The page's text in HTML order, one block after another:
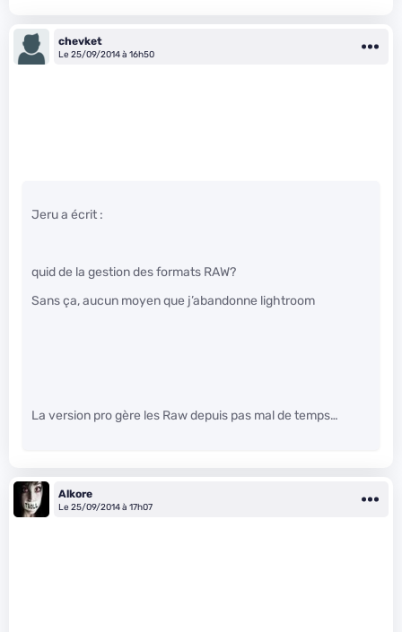
chevket
Le 25/09/2014 à 16h50
Jeru a écrit :
quid de la gestion des formats RAW?
Sans ça, aucun moyen que j’abandonne lightroom
La version pro gère les Raw depuis pas mal de temps…
Alkore
Le 25/09/2014 à 17h07